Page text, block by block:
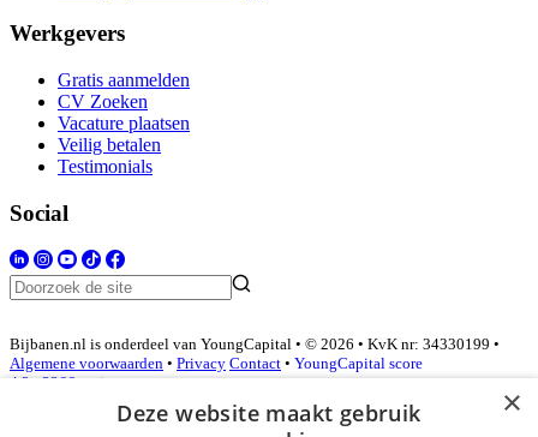
Werkgevers
Gratis aanmelden
CV Zoeken
Vacature plaatsen
Veilig betalen
Testimonials
Social
Bijbanen.nl is onderdeel van YoungCapital • © 2026 • KvK nr: 34330199 •
Algemene voorwaarden • Privacy Contact • YoungCapital score
4.3 - 3366 reviews
×
Deze website maakt gebruik